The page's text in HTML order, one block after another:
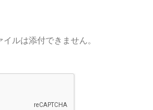
ルは添付できません。